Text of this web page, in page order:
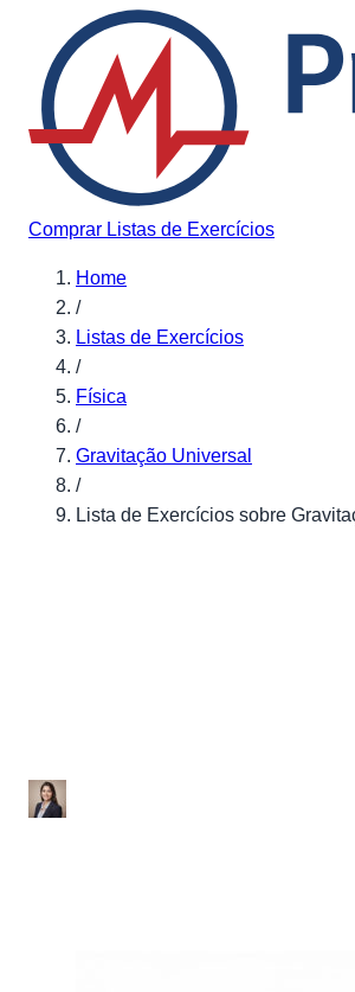
Pular para o conteúdo
Comprar Listas de Exercícios
Home
/
Listas de Exercícios
/
Física
/
Gravitação Universal
/
Lista de Exercícios sobre